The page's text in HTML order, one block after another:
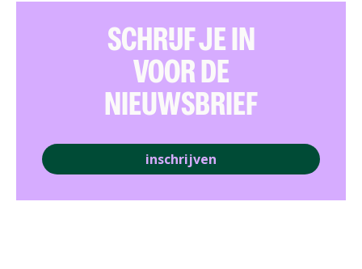
SCHRIJF JE IN
VOOR DE
NIEUWSBRIEF
inschrijven